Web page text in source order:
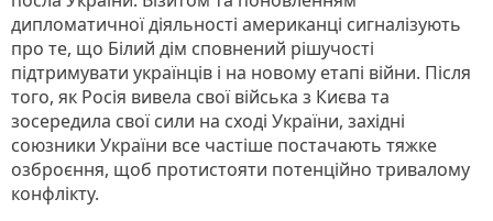
дипломатичної діяльності американці сигналізують
про те, що Білий дім сповнений рішучості
підтримувати українців і на новому етапі війни. Після
того, як Росія вивела свої війська з Києва та
зосередила свої сили на сході України, західні
союзники України все частіше постачають тяжке
озброєння, щоб протистояти потенційно тривалому
конфлікту.